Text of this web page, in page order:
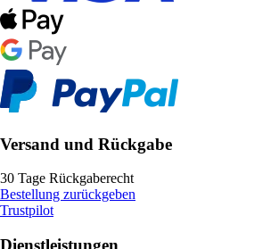
Versand und Rückgabe
30 Tage Rückgaberecht
Bestellung zurückgeben
Trustpilot
Dienstleistungen